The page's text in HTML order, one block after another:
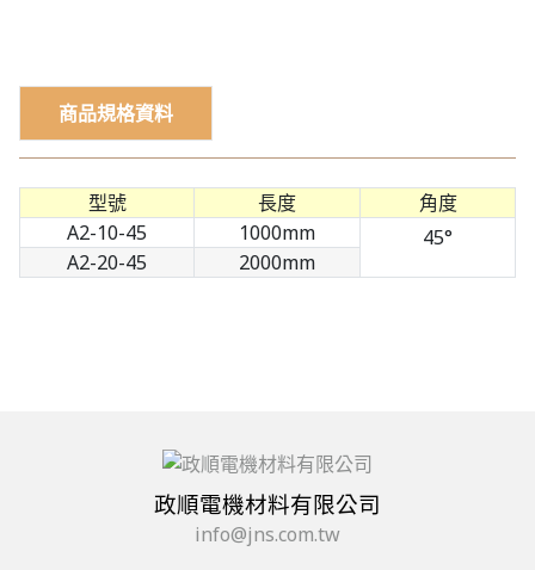
商品規格資料
型號 長度
角度
A2-10-45
1000mm
45°
A2-20-45
2000mm
政順電機材料有限公司
info@jns.com.tw